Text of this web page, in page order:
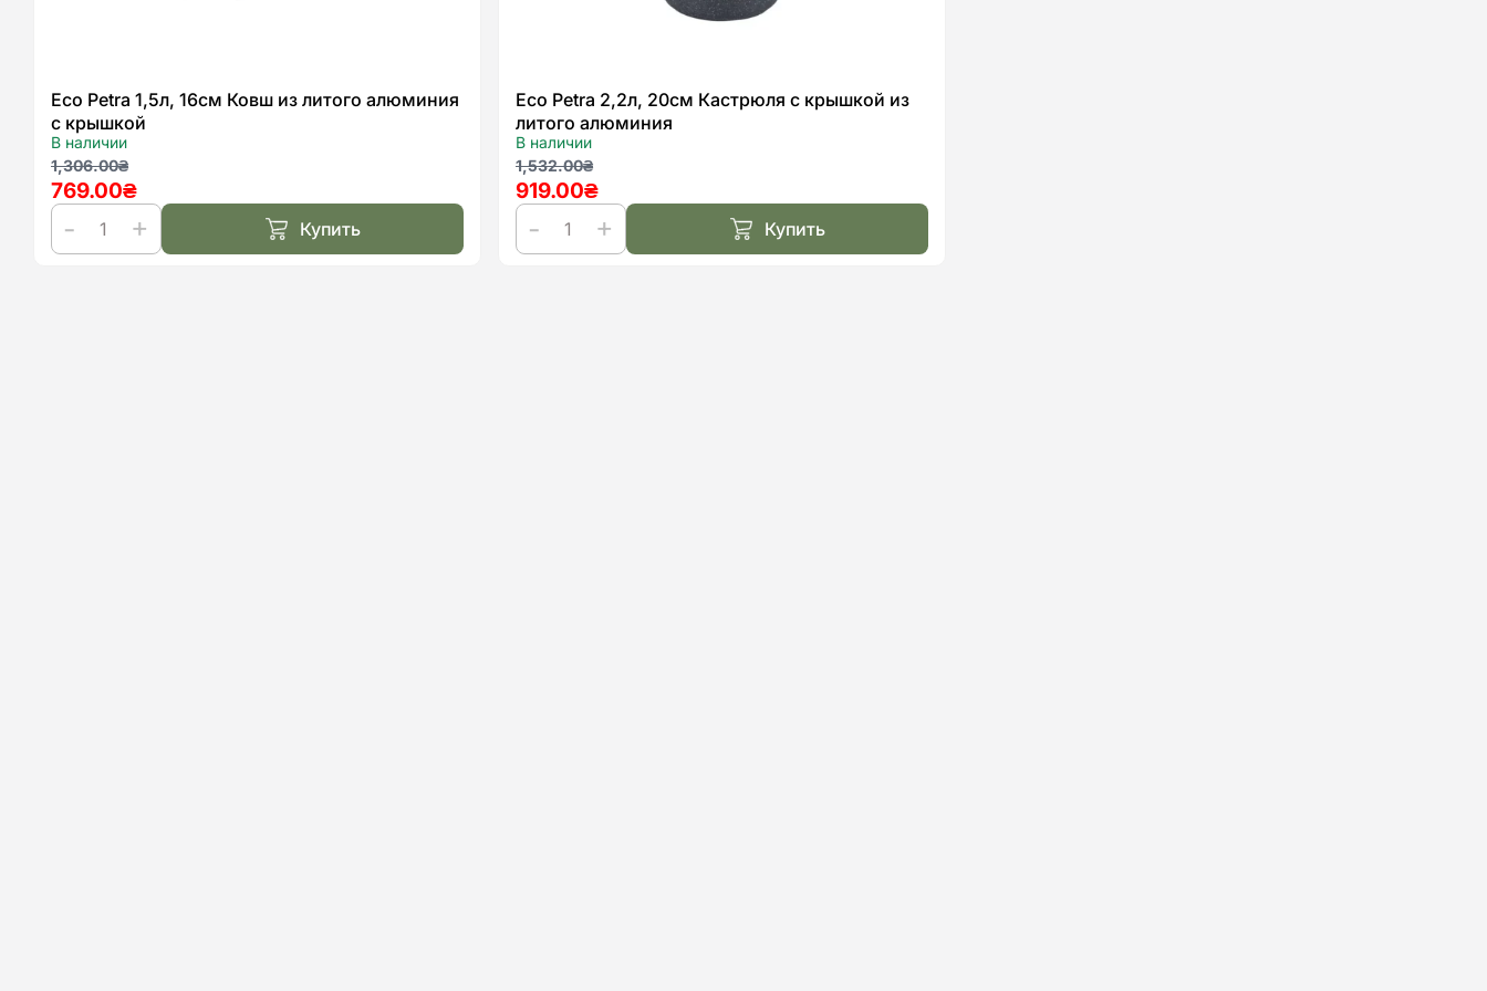
Eco Petra 1,5л, 16см Ковш из литого алюминия
с крышкой
В наличии
1,306.00₴
Первоначальная
цена
составляла
1,306.00₴.
769.00₴
Текущая
цена:
769.00₴.
Количество
Купить
Eco Petra 2,2л, 20см Кастрюля с крышкой из
литого алюминия
В наличии
1,532.00₴
Первоначальная
цена
составляла
1,532.00₴.
919.00₴
Текущая
цена:
919.00₴.
Количество
Купить